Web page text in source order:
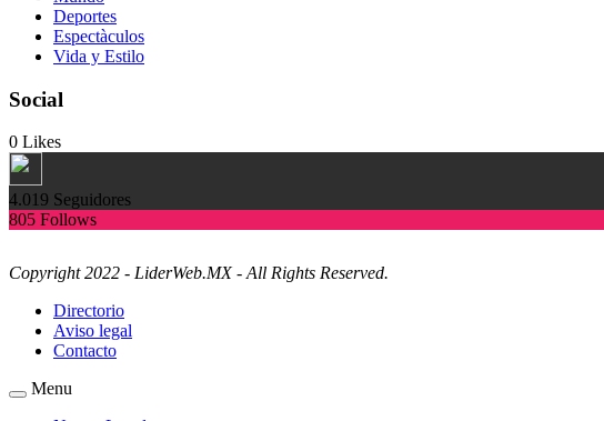
Deportes
Espectàculos
Vida y Estilo
Social
0 Likes
4.019 Seguidores
805 Follows
Copyright 2022 - LiderWeb.MX - All Rights Reserved.
Directorio
Aviso legal
Contacto
Menu